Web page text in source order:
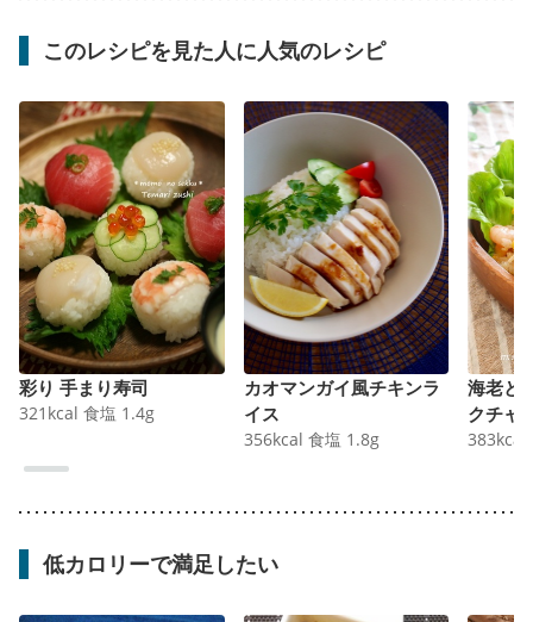
このレシピを見た人に人気のレシピ
彩り 手まり寿司
321 kcal 食塩 1.4g
カオマンガイ風チキンラ
イス
356kcal 食塩 1.8g
海老と
クチャ
383kcal
低カロリーで満足したい